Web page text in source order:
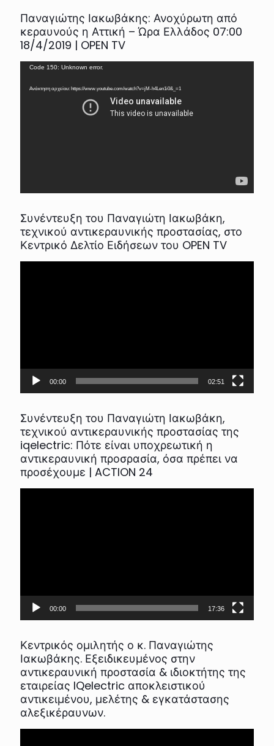
Παναγιώτης Ιακωβάκης: Ανοχύρωτη από
κεραυνούς η Αττική – Ώρα Ελλάδος 07:00
18/4/2019 | OPEN TV
Πρόγραμμα
Βίντεο
Code 150: Unknown error.
Ανάκτηση αρχείου: https://www.youtube.com/watch?v=jM-h4Len1i0&_=1
Συνέντευξη του Παναγιώτη Ιακωβάκη,
τεχνικού αντικεραυνικής προστασίας, στο
Κεντρικό Δελτίο Ειδήσεων του OPEN TV
00:00 02:51
Συνέντευξη του Παναγιώτη Ιακωβάκη,
τεχνικού αντικεραυνικής προστασίας της
iqelectric: Πότε είναι υποχρεωτική η
αντικεραυνική προσρασία, όσα πρέπει να
προσέχουμε | ACTION 24
00:00 17:36
Κεντρικός ομιλητής ο κ. Παναγιώτης
Ιακωβάκης. Εξειδικευμένος στην
αντικεραυνική προστασία & ιδιοκτήτης της
εταιρείας IQelectric αποκλειστικού
αντικειμένου, μελέτης & εγκατάστασης
αλεξικέραυνων.